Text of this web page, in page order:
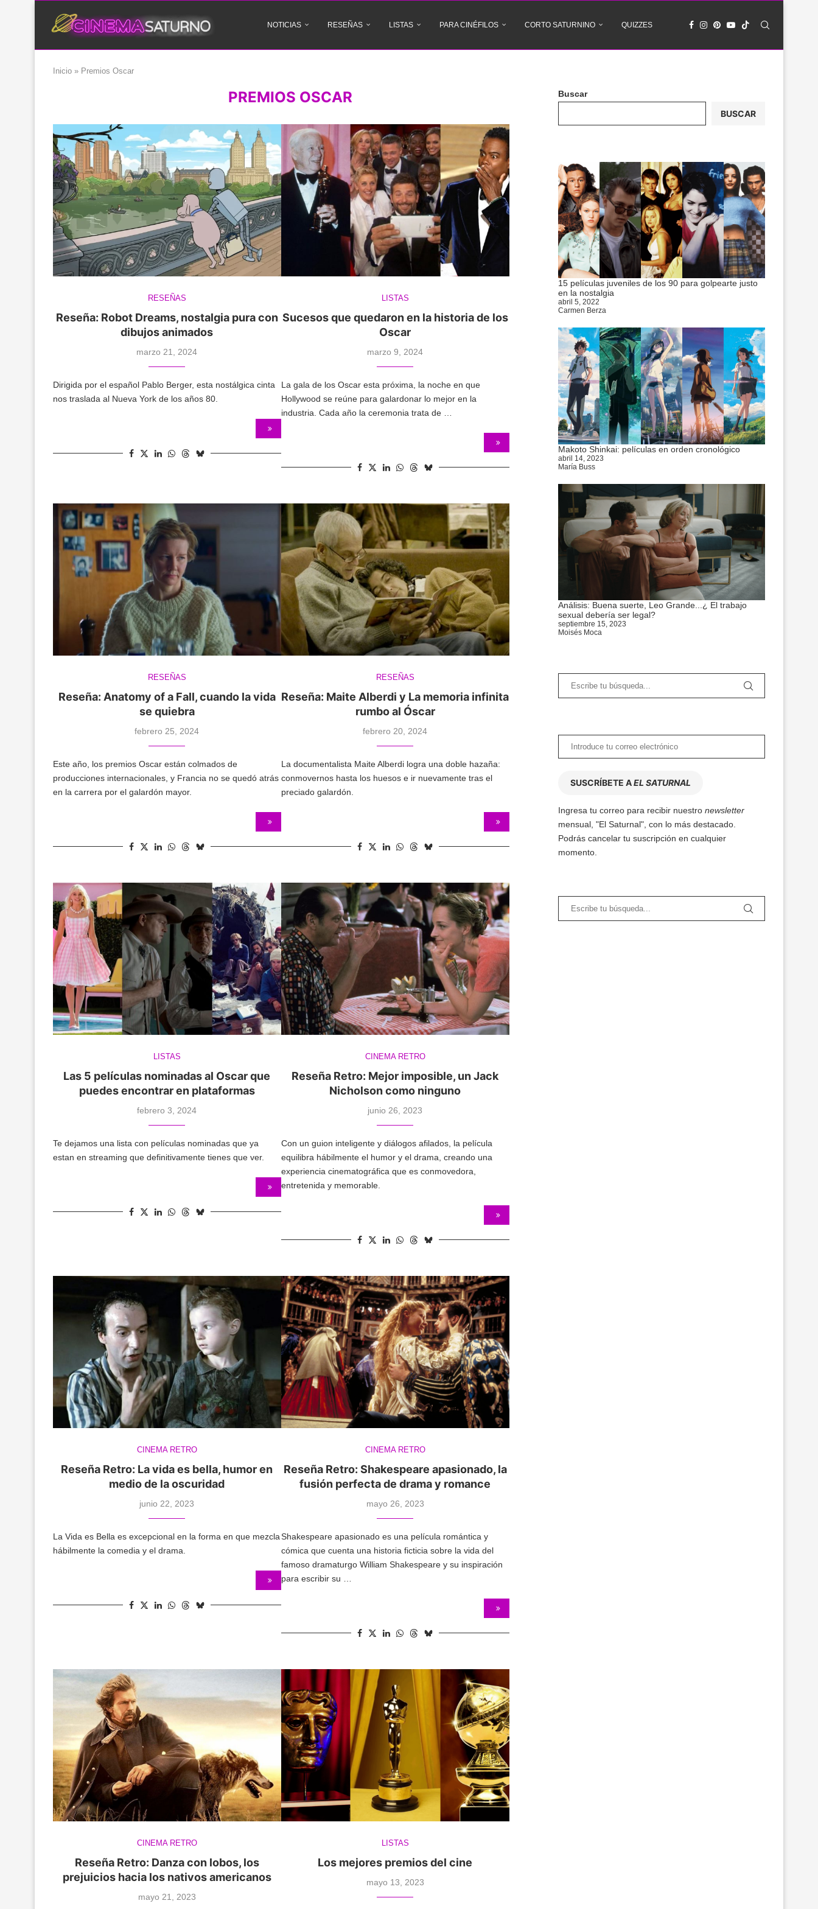
NOTICIAS RESEÑAS LISTAS PARA CINÉFILOS CORTO SATURNINO QUIZZES
Inicio » Premios Oscar
PREMIOS OSCAR
RESEÑAS
Reseña: Robot Dreams, nostalgia pura con
dibujos animados
marzo 21, 2024
Dirigida por el español Pablo Berger, esta nostálgica cinta
nos traslada al Nueva York de los años 80.
LISTAS
Sucesos que quedaron en la historia de los
Oscar
marzo 9, 2024
La gala de los Oscar esta próxima, la noche en que
Hollywood se reúne para galardonar lo mejor en la
industria. Cada año la ceremonia trata de …
RESEÑAS
Reseña: Anatomy of a Fall, cuando la vida
se quiebra
febrero 25, 2024
Este año, los premios Oscar están colmados de
producciones internacionales, y Francia no se quedó atrás
en la carrera por el galardón mayor.
RESEÑAS
Reseña: Maite Alberdi y La memoria infinita
rumbo al Óscar
febrero 20, 2024
La documentalista Maite Alberdi logra una doble hazaña:
conmovernos hasta los huesos e ir nuevamente tras el
preciado galardón.
LISTAS
Las 5 películas nominadas al Oscar que
puedes encontrar en plataformas
febrero 3, 2024
Te dejamos una lista con películas nominadas que ya
estan en streaming que definitivamente tienes que ver.
CINEMA RETRO
Reseña Retro: Mejor imposible, un Jack
Nicholson como ninguno
junio 26, 2023
Con un guion inteligente y diálogos afilados, la película
equilibra hábilmente el humor y el drama, creando una
experiencia cinematográfica que es conmovedora,
entretenida y memorable.
CINEMA RETRO
Reseña Retro: La vida es bella, humor en
medio de la oscuridad
junio 22, 2023
La Vida es Bella es excepcional en la forma en que mezcla
hábilmente la comedia y el drama.
CINEMA RETRO
Reseña Retro: Shakespeare apasionado, la
fusión perfecta de drama y romance
mayo 26, 2023
Shakespeare apasionado es una película romántica y
cómica que cuenta una historia ficticia sobre la vida del
famoso dramaturgo William Shakespeare y su inspiración
para escribir su …
CINEMA RETRO
Reseña Retro: Danza con lobos, los
prejuicios hacia los nativos americanos
mayo 21, 2023
LISTAS
Los mejores premios del cine
mayo 13, 2023
Buscar
BUSCAR
15 películas juveniles de los 90 para golpearte justo
en la nostalgia
abril 5, 2022
Carmen Berza
Makoto Shinkai: películas en orden cronológico
abril 14, 2023
María Buss
Análisis: Buena suerte, Leo Grande...¿ El trabajo
sexual debería ser legal?
septiembre 15, 2023
Moisés Moca
SUSCRÍBETE AEL SATURNAL
Ingresa tu correo para recibir nuestro newsletter
mensual, "El Saturnal", con lo más destacado.
Podrás cancelar tu suscripción en cualquier
momento.